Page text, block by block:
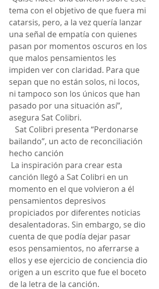
tema con el objetivo de que fuera mi
catarsis, pero, a la vez quería lanzar
una señal de empatía con quienes
pasan por momentos oscuros en los
que malos pensamientos les
impiden ver con claridad. Para que
sepan que no están solos, ni locos,
ni tampoco son los únicos que han
pasado por una situación así”,
asegura Sat Colibri.
bailando”, un acto de reconciliación
hecho canción
canción llegó a Sat Colibri en un
momento en el que volvieron a él
pensamientos depresivos
propiciados por diferentes noticias
desalentadoras. Sin embargo, se dio
cuenta de que podía dejar pasar
esos pensamientos, no aferrarse a
ellos y ese ejercicio de conciencia dio
origen a un escrito que fue el boceto
de la letra de la canción.